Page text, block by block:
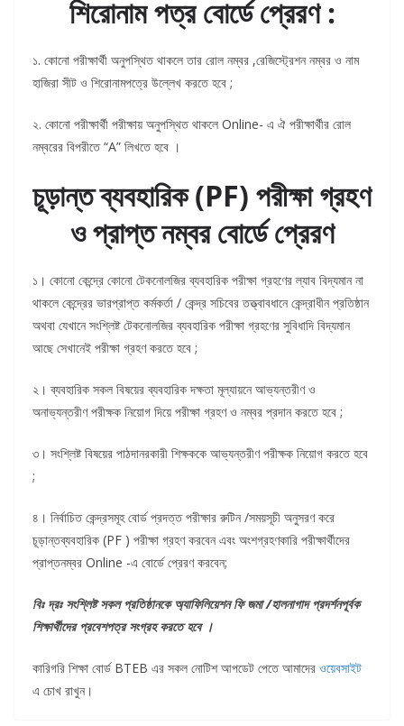
শিরোনাম পত্র বোর্ডে প্রেরণ :
১. কোনো পরীক্ষার্থী অনুপস্থিত থাকলে তার রোল নম্বর ,রেজিস্ট্রেশন নম্বর ও নাম
হাজিরা সীট ও শিরোনামপত্রে উল্লেখ করতে হবে ;
২. কোনো পরীক্ষার্থী পরীক্ষায় অনুপস্থিত থাকলে Online- এ ঐ পরীক্ষার্থীর রোল
নম্বরের বিপরীতে “A” লিখতে হবে ।
চূড়ান্ত ব্যবহারিক (PF) পরীক্ষা গ্রহণ
ও প্রাপ্ত নম্বর বোর্ডে প্রেরণ
১। কোনো কেন্দ্রে কোনো টেকনোলজির ব্যবহারিক পরীক্ষা গ্রহণের ল্যাব বিদ্যমান না
থাকলে কেন্দ্রের ভারপ্রাপ্ত কর্মকর্তা / কেন্দ্র সচিবের তত্ত্বাবধানে কেন্দ্রাধীন প্রতিষ্ঠান
অথবা যেখানে সংশ্লিষ্ট টেকনোলজির ব্যবহারিক পরীক্ষা গ্রহণের সুবিধাদি বিদ্যমান
আছে সেখানেই পরীক্ষা গ্রহণ করতে হবে ;
২। ব্যবহারিক সকল বিষয়ের ব্যবহারিক দক্ষতা মূল্যায়নে আভ্যন্তরীণ ও
অনাভ্যন্তরীণ পরীক্ষক নিয়োগ দিয়ে পরীক্ষা গ্রহণ ও নম্বর প্রদান করতে হবে ;
৩। সংশ্লিষ্ট বিষয়ের পাঠদানরকারী শিক্ষককে আভ্যন্তরীণ পরীক্ষক নিয়োগ করতে হবে
;
৪। নির্বাচিত কেন্দ্রসমূহ বোর্ড প্রদত্ত পরীক্ষার রুটিন /সময়সূচী অনুসরণ করে
চূড়ান্তব্যবহারিক (PF ) পরীক্ষা গ্রহণ করবেন এবং অংশগ্রহণকারি পরীক্ষার্থীদের
প্রাপ্তনম্বর Online -এ বোর্ডে প্রেরণ করবেন;
বিঃ দ্রঃ সংশ্লিষ্ট সকল প্রতিষ্ঠানকে অ্যাফিলিয়েশন ফি জমা /হালনাগাদ প্রদর্শনপূর্বক
শিক্ষার্থীদের প্রবেশপত্র সংগ্রহ করতে হবে ।
কারিগরি শিক্ষা বোর্ড BTEB এর সকল নোটিশ আপডেট পেতে আমাদের ওয়েবসাইট
এ চোখ রাখুন।